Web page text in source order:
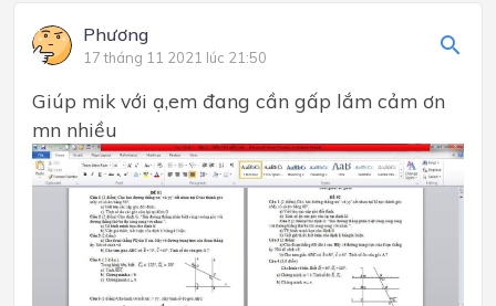
Phương
17 tháng 11 2021 lúc 21:50
Giúp mik với ạ,em đang cần gấp lắm cảm ơn
mn nhiều